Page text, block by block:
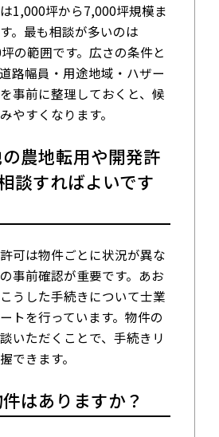
1,000坪から7,000坪規模ま
。最も相談が多いのは
の範囲です。広さの条件と
路幅員・用途地域・ハザー
事前に整理しておくと、候
やすくなります。
農地転用や開発許
談すればよいです
可は物件ごとに状況が異な
事前確認が重要です。あお
うした手続きについて士業
トを行っています。物件の
いただくことで、手続きリ
できます。
はありますか？